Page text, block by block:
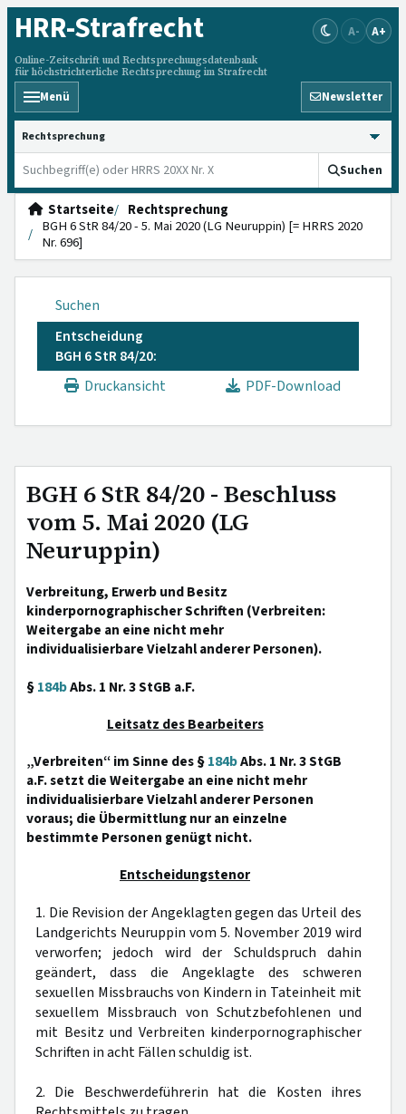
HRR-Strafrecht
Online-Zeitschrift und Rechtsprechungsdatenbank
für höchstrichterliche Rechtsprechung im Strafrecht
A- A+
Menü Newsletter
HRRS durchsuchen
Suchen
Startseite
Rechtsprechung
BGH 6 StR 84/20 - 5. Mai 2020 (LG Neuruppin) [= HRRS 2020
Nr. 696]
Suchen
Entscheidung
BGH 6 StR 84/20:
Druckansicht
PDF-Download
BGH 6 StR 84/20 - Beschluss
vom 5. Mai 2020 (LG
Neuruppin)
Verbreitung, Erwerb und Besitz
kinderpornographischer Schriften (Verbreiten:
Weitergabe an eine nicht mehr
individualisierbare Vielzahl anderer Personen).
§184bAbs. 1 Nr. 3 StGB a.F.
Leitsatz des Bearbeiters
„Verbreiten“ im Sinne des §184bAbs. 1 Nr. 3 StGB
a.F. setzt die Weitergabe an eine nicht mehr
individualisierbare Vielzahl anderer Personen
voraus; die Übermittlung nur an einzelne
bestimmte Personen genügt nicht.
Entscheidungstenor
1. Die Revision der Angeklagten gegen das Urteil des
Landgerichts Neuruppin vom 5. November 2019 wird
verworfen; jedoch wird der Schuldspruch dahin
geändert, dass die Angeklagte des schweren
sexuellen Missbrauchs von Kindern in Tateinheit mit
sexuellem Missbrauch von Schutzbefohlenen und
mit Besitz und Verbreiten kinderpornographischer
Schriften in acht Fällen schuldig ist.
2. Die Beschwerdeführerin hat die Kosten ihres